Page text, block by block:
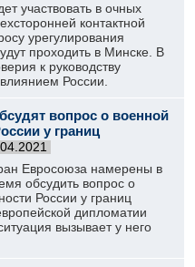
участвовать в очных
контактной
урегулирования
проходить в Минске. В
к руководству
России.
вопрос о военной
у границ
Евросоюза намерены в
обсудить вопрос о
России у границ
дипломатии
вызывает у него